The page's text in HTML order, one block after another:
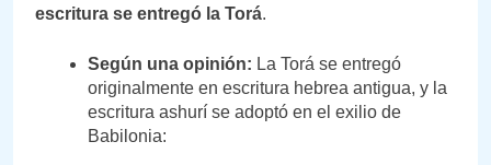
escritura se entregó la Torá.
Según una opinión: La Torá se entregó
originalmente en escritura hebrea antigua, y la
escritura ashurí se adoptó en el exilio de
Babilonia: